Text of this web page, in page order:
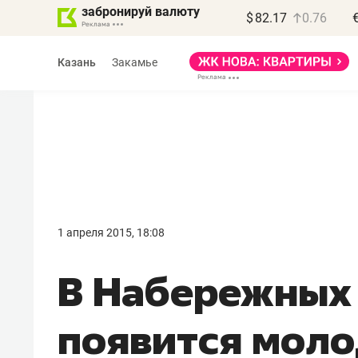
забронируй валюту $ 82.17 0.76
Казань Закамье
1 апреля 2015, 18:08
В
появится
правил, бизнес может
потерять минимум